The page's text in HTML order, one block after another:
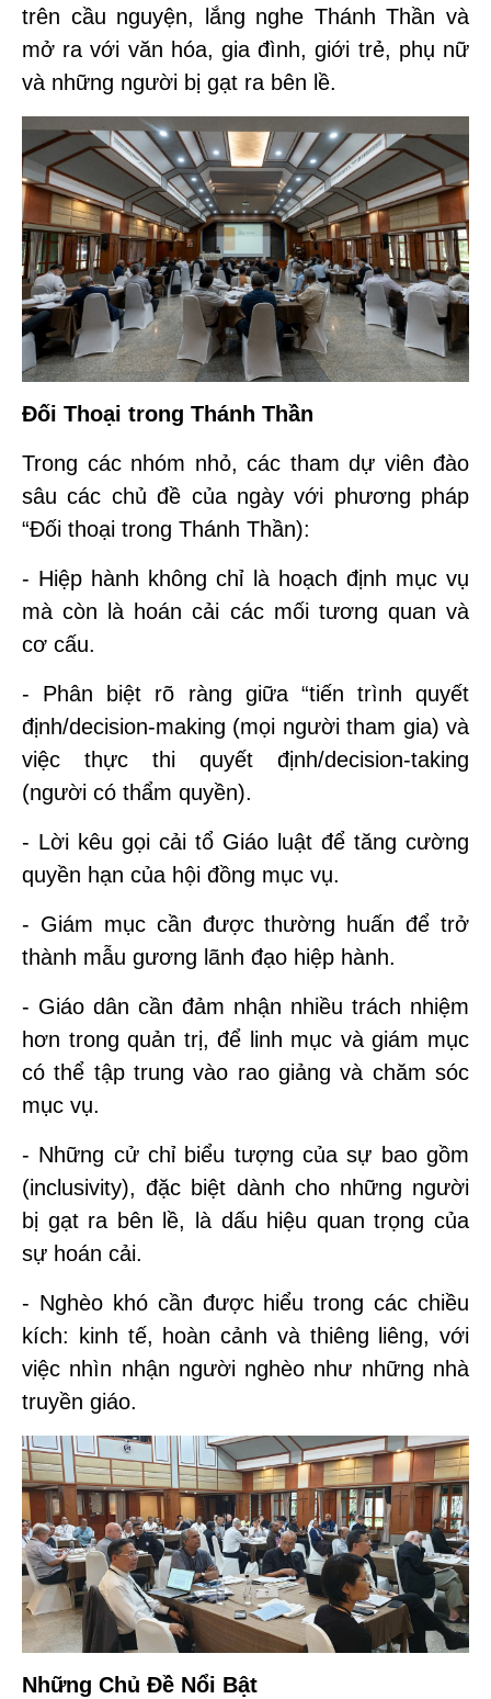
trên cầu nguyện, lắng nghe Thánh Thần và
mở ra với văn hóa, gia đình, giới trẻ, phụ nữ
và những người bị gạt ra bên lề.
Đối Thoại trong Thánh Thần
Trong các nhóm nhỏ, các tham dự viên đào
sâu các chủ đề của ngày với phương pháp
“Đối thoại trong Thánh Thần):
- Hiệp hành không chỉ là hoạch định mục vụ
mà còn là hoán cải các mối tương quan và
cơ cấu.
- Phân biệt rõ ràng giữa “tiến trình quyết
định/decision-making (mọi người tham gia) và
việc thực thi quyết định/decision-taking
(người có thẩm quyền).
- Lời kêu gọi cải tổ Giáo luật để tăng cường
quyền hạn của hội đồng mục vụ.
- Giám mục cần được thường huấn để trở
thành mẫu gương lãnh đạo hiệp hành.
- Giáo dân cần đảm nhận nhiều trách nhiệm
hơn trong quản trị, để linh mục và giám mục
có thể tập trung vào rao giảng và chăm sóc
mục vụ.
- Những cử chỉ biểu tượng của sự bao gồm
(inclusivity), đặc biệt dành cho những người
bị gạt ra bên lề, là dấu hiệu quan trọng của
sự hoán cải.
- Nghèo khó cần được hiểu trong các chiều
kích: kinh tế, hoàn cảnh và thiêng liêng, với
việc nhìn nhận người nghèo như những nhà
truyền giáo.
Những Chủ Đề Nổi Bật